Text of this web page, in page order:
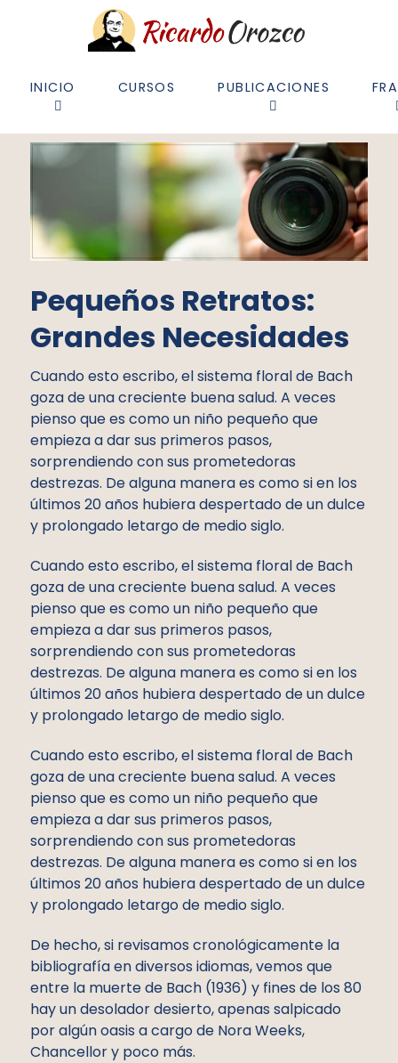
INICIO CURSOS PUBLICACIONES
Pequeños Retratos:
Grandes Necesidades
Cuando esto escribo, el sistema floral de Bach
goza de una creciente buena salud. A veces
pienso que es como un niño pequeño que
empieza a dar sus primeros pasos,
sorprendiendo con sus prometedoras
destrezas. De alguna manera es como si en los
últimos 20 años hubiera despertado de un dulce
y prolongado letargo de medio siglo.
Cuando esto escribo, el sistema floral de Bach
goza de una creciente buena salud. A veces
pienso que es como un niño pequeño que
empieza a dar sus primeros pasos,
sorprendiendo con sus prometedoras
destrezas. De alguna manera es como si en los
últimos 20 años hubiera despertado de un dulce
y prolongado letargo de medio siglo.
Cuando esto escribo, el sistema floral de Bach
goza de una creciente buena salud. A veces
pienso que es como un niño pequeño que
empieza a dar sus primeros pasos,
sorprendiendo con sus prometedoras
destrezas. De alguna manera es como si en los
últimos 20 años hubiera despertado de un dulce
y prolongado letargo de medio siglo.
De hecho, si revisamos cronológicamente la
bibliografía en diversos idiomas, vemos que
entre la muerte de Bach (1936) y fines de los 80
hay un desolador desierto, apenas salpicado
por algún oasis a cargo de Nora Weeks,
Chancellor y poco más.